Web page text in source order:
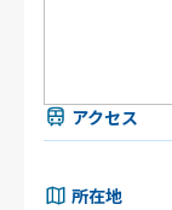
アクセス
所在地